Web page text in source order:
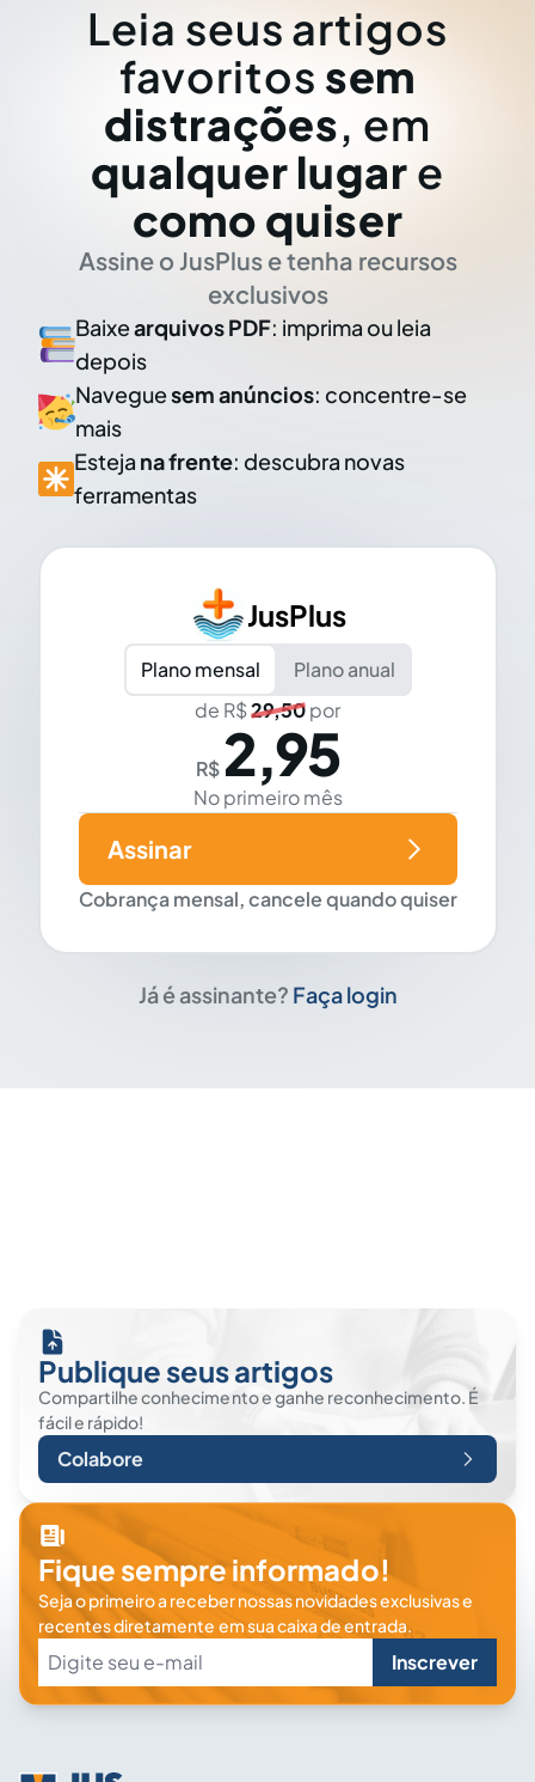
Leia seus artigos
favoritos sem
distrações, em
qualquer lugar e
como quiser
Assine o JusPlus e tenha recursos
exclusivos
Baixearquivos PDF: imprima ou leia
depois
Naveguesem anúncios: concentre-se
mais
Esteja na frente: descubra novas
ferramentas
JusPlus
Plano mensal
Plano anual
de R$29,50por
R$ 2,95
No primeiro mês
Cobrança mensal, cancele quando quiser
Assinar
Já é assinante? Faça login
Publique seus artigos
Compartilhe conhecimento e ganhe reconhecimento. É
fácil e rápido!
Colabore
Fique sempre informado!
Seja o primeiro a receber nossas novidades exclusivas e
recentes diretamente em sua caixa de entrada.
Inscrever